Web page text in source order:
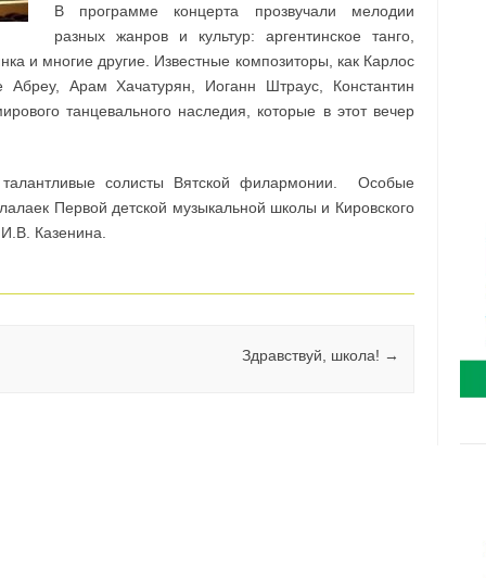
В программе концерта прозвучали мелодии
разных жанров и культур: аргентинское танго,
и многие другие. Известные композиторы, как Карлос
Абреу, Арам Хачатурян, Иоганн Штраус, Константин
танцевального наследия, которые в этот вечер
солисты Вятской филармонии. Особые
Первой детской музыкальной школы и Кировского
Казенина.
Здравствуй, школа! →